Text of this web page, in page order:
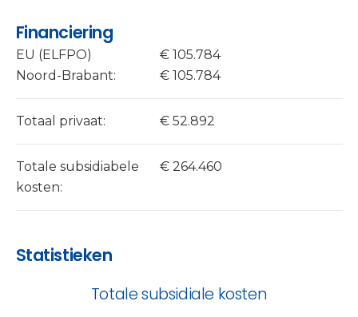
Financiering
EU (ELFPO)
€ 105.784
Noord-Brabant:
€ 105.784
Totaal privaat: € 52.892
Totale subsidiabele
kosten:
€ 264.460
Statistieken
Totale subsidiale kosten